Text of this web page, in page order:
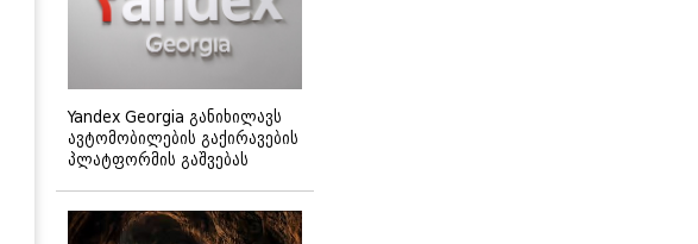
Yandex Georgia განიხილავს
ავტომობილების გაქირავების
პლატფორმის გაშვებას